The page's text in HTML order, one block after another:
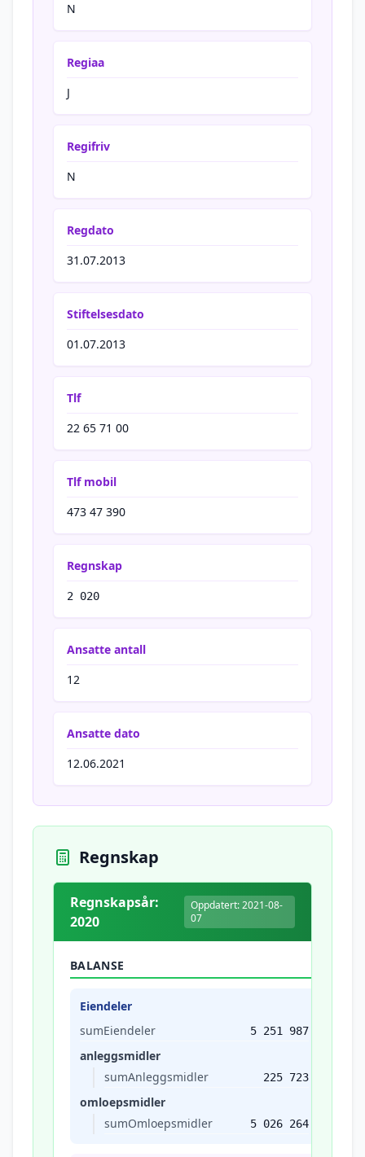
N
Regiaa
J
Regifriv
N
Regdato
31.07.2013
Stiftelsesdato
01.07.2013
Tlf
22 65 71 00
Tlf mobil
473 47 390
Regnskap
2 020
Ansatte antall
12
Ansatte dato
12.06.2021
Regnskap
Regnskapsår:
2020
Oppdatert: 2021-08-
07
BALANSE
Eiendeler
sumEiendeler
5 251 987
anleggsmidler
sumAnleggsmidler
225 723
omloepsmidler
sumOmloepsmidler
5 026 264